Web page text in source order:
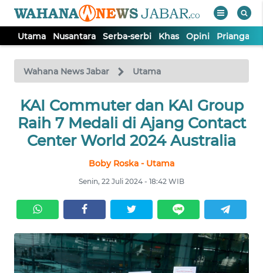
Utama Nusantara Serba-serbi Khas Opini Priangan
Wahana News Jabar Utama
KAI Commuter dan KAI Group
Raih 7 Medali di Ajang Contact
Center World 2024 Australia
Boby Roska - Utama
Senin, 22 Juli 2024 - 18:42 WIB
TV
Tutup
UTAMA
NUSANTARA
KHAS
OPINI